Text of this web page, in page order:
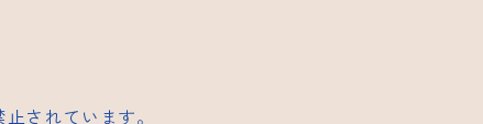
されています。